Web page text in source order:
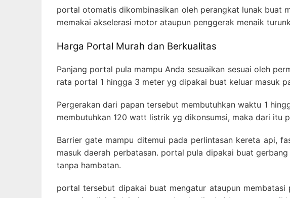
portal otomatis dikombinasikan oleh perangkat lunak buat
memakai akselerasi motor ataupun penggerak menaik
Harga Portal Murah dan Berkualitas
Panjang portal pula mampu Anda sesuaikan sesuai oleh
rata portal 1 hingga 3 meter yg dipakai buat keluar masuk
Pergerakan dari papan tersebut membutuhkan waktu 1
membutuhkan 120 watt listrik yg dikonsumsi, maka dari itu
Barrier gate mampu ditemui pada perlintasan kereta api,
masuk daerah perbatasan. portal pula dipakai buat
tanpa hambatan.
portal tersebut dipakai buat mengatur ataupun